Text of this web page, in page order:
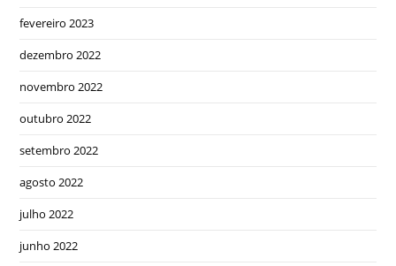
fevereiro 2023
dezembro 2022
novembro 2022
outubro 2022
setembro 2022
agosto 2022
julho 2022
junho 2022